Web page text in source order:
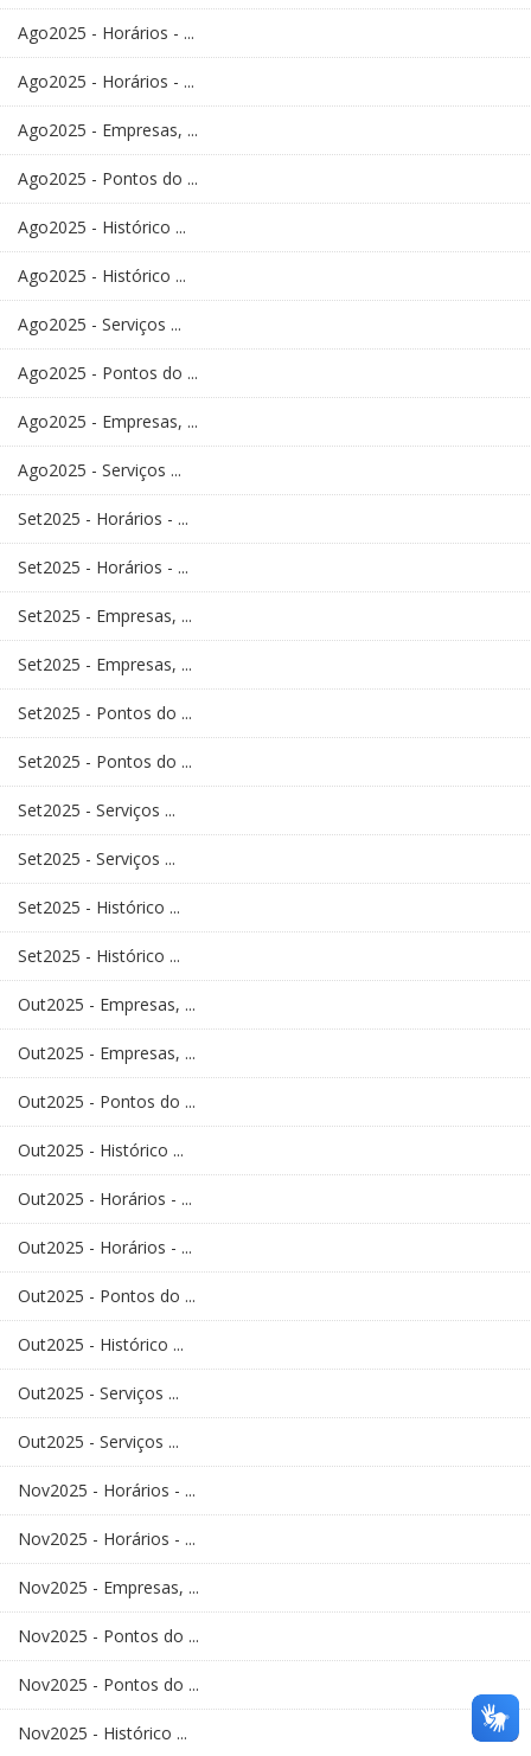
Ago2025 - Horários - ...
Ago2025 - Horários - ...
Ago2025 - Empresas, ...
Ago2025 - Pontos do ...
Ago2025 - Histórico ...
Ago2025 - Histórico ...
Ago2025 - Serviços ...
Ago2025 - Pontos do ...
Ago2025 - Empresas, ...
Ago2025 - Serviços ...
Set2025 - Horários - ...
Set2025 - Horários - ...
Set2025 - Empresas, ...
Set2025 - Empresas, ...
Set2025 - Pontos do ...
Set2025 - Pontos do ...
Set2025 - Serviços ...
Set2025 - Serviços ...
Set2025 - Histórico ...
Set2025 - Histórico ...
Out2025 - Empresas, ...
Out2025 - Empresas, ...
Out2025 - Pontos do ...
Out2025 - Histórico ...
Out2025 - Horários - ...
Out2025 - Horários - ...
Out2025 - Pontos do ...
Out2025 - Histórico ...
Out2025 - Serviços ...
Out2025 - Serviços ...
Nov2025 - Horários - ...
Nov2025 - Horários - ...
Nov2025 - Empresas, ...
Nov2025 - Pontos do ...
Nov2025 - Pontos do ...
Nov2025 - Histórico ...